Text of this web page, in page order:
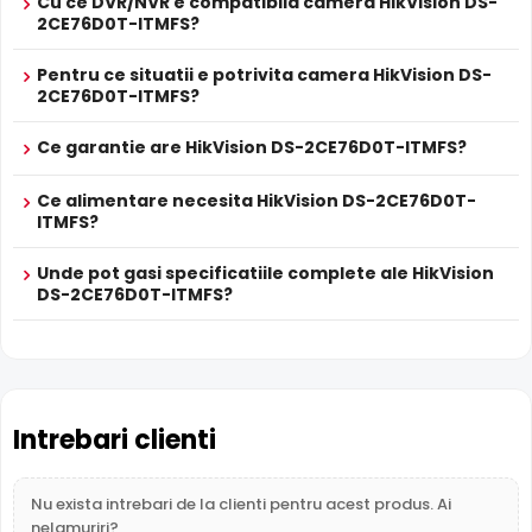
HikVision DS-2CE76D0T-ITMFS este dotata cu functia
intensitatea iluminatorului in infrarosu in functie de
distanta obiectului, eliminand riscul de suprasaturare a
BLC (Compensare Lumina)
Alimentare
POC
Nu
Prospect
HikVision DS-2CE76D0T-ITMFS
* Specificatiile tehnice ale produsului HikVision DS-2CE76D0T-ITMFS au
2CE76D0T-ITMFS?
Pentru ce situatii e potrivita camera HikVision DS-
2CE76D0T-ITMFS?
Ce garantie are HikVision DS-2CE76D0T-ITMFS?
Ce alimentare necesita HikVision DS-2CE76D0T-
ITMFS?
Unde pot gasi specificatiile complete ale HikVision
DS-2CE76D0T-ITMFS?
Intrebari clienti
Nu exista intrebari de la clienti pentru acest produs. Ai
nelamuriri?